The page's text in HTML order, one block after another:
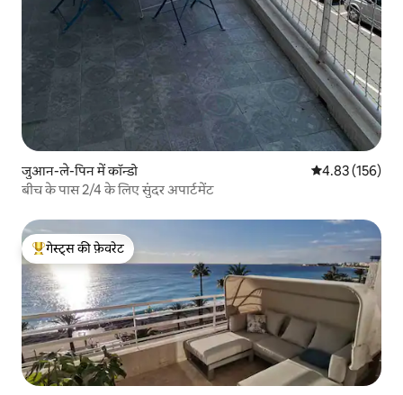
जुआन-ले-पिन में कॉन्डो औसत रेटिंग 5 में से
4.83 (156)
बीच के पास 2/4 के लिए सुंदर अपार्टमेंट
गेस्ट्स का टॉप फ़ेवरेट
गेस्ट्स की फ़ेवरेट